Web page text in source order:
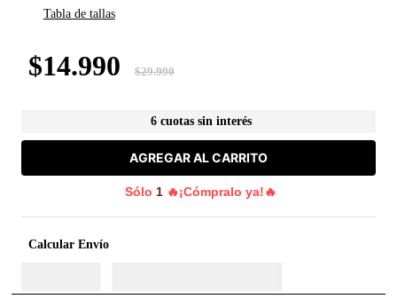
Tabla de tallas
$14.990 $29.990
6 cuotas sin interés
AGREGAR AL CARRITO
Sólo 1🔥¡Cómpralo ya!🔥
Calcular Envío